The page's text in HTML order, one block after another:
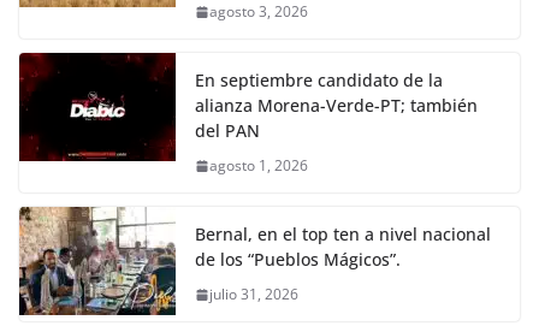
agosto 3, 2026
En septiembre candidato de la
alianza Morena-Verde-PT; también
del PAN
agosto 1, 2026
Bernal, en el top ten a nivel nacional
de los “Pueblos Mágicos”.
julio 31, 2026